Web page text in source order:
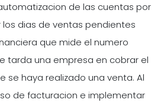
de las cuentas por
dias de ventas pendientes
que mide el numero
tarda una empresa en cobrar el
se haya realizado una venta. Al
de facturacion e implementar